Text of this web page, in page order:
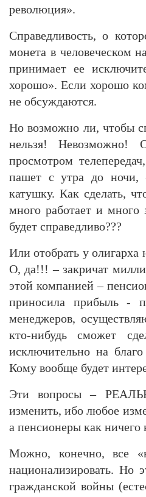
революция».
Справедливость, о
монета в человеческом
принимает ее
хорошо». Если хорошо
не обсуждаются.
Но возможно ли, чтобы
нельзя! Невозможно!
просмотром
пашет с утра до ночи,
катушку. Как сделать,
много работает и много
будет справедливо???
Или отобрать у
О, да!!! – закричат
этой компанией –
приносила прибыль -
менеджеров,
кто-нибудь сможет
исключительно на
Кому вообще будет
Эти вопросы –
изменить, ибо любое
а пенсионеры как ничего
Можно, конечно, все
национализировать. Но
гражданской войны